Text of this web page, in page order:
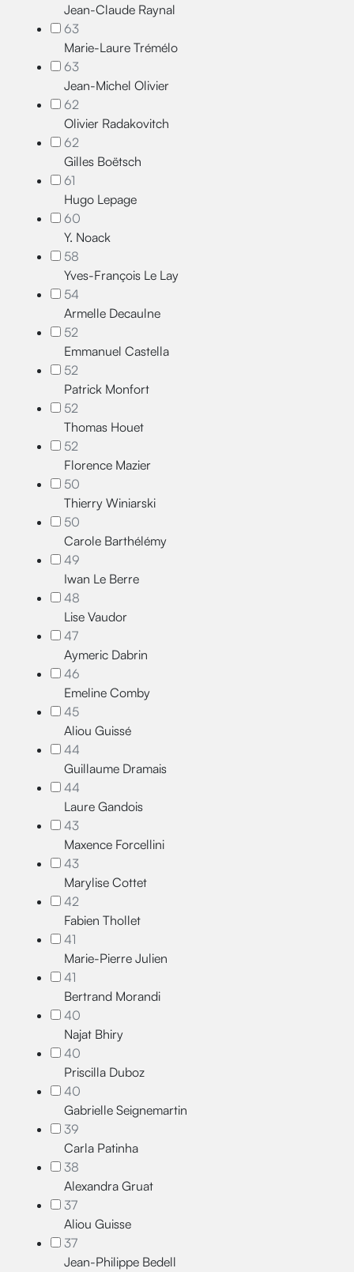
Jean-Claude Raynal
63
Marie-Laure Trémélo
63
Jean-Michel Olivier
62
Olivier Radakovitch
62
Gilles Boëtsch
61
Hugo Lepage
60
Y. Noack
58
Yves-François Le Lay
54
Armelle Decaulne
52
Emmanuel Castella
52
Patrick Monfort
52
Thomas Houet
52
Florence Mazier
50
Thierry Winiarski
50
Carole Barthélémy
49
Iwan Le Berre
48
Lise Vaudor
47
Aymeric Dabrin
46
Emeline Comby
45
Aliou Guissé
44
Guillaume Dramais
44
Laure Gandois
43
Maxence Forcellini
43
Marylise Cottet
42
Fabien Thollet
41
Marie-Pierre Julien
41
Bertrand Morandi
40
Najat Bhiry
40
Priscilla Duboz
40
Gabrielle Seignemartin
39
Carla Patinha
38
Alexandra Gruat
37
Aliou Guisse
37
Jean-Philippe Bedell